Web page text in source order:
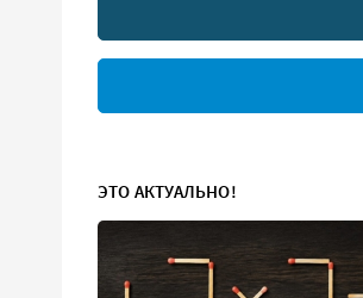
ЭТО АКТУАЛЬНО!